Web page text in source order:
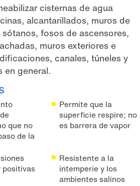
cisternas de agua
alcantarillados, muros de
fosos de ascensores,
muros exteriores e
canales, túneles y
en general.
que no
de la
Permite que la
superficie respire; no
es barrera de vapor
positivas
Resistente a la
intemperie y los
ambientes salinos